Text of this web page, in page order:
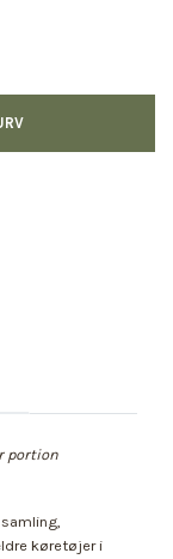
portion
køretøjer i